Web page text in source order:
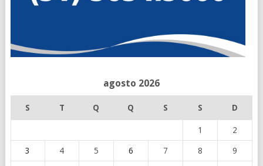
agosto 2026
S T Q Q S S D
1 2
3 4 5 6 7 8 9